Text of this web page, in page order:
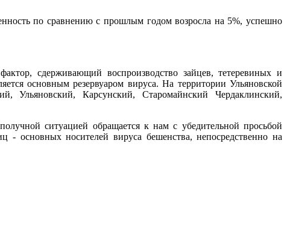
по сравнению с прошлым годом возросла на 5%, успешно
сдерживающий воспроизводство зайцев, тетеревиных и
основным резервуаром вируса. На территории Ульяновской
Ульяновский, Карсунский, Старомайнский Чердаклинский,
ситуацией обращается к нам с убедительной просьбой
- основных носителей вируса бешенства, непосредственно на